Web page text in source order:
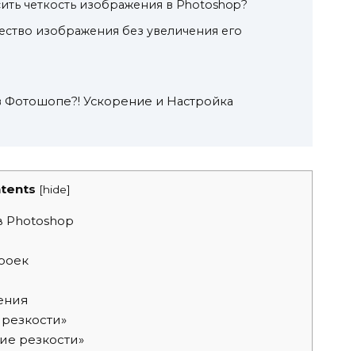
четкость изображения в Photoshop?
изображения без увеличения его
Фотошопе?! Ускорение и Настройка
[hide]
Photoshop
резкости»